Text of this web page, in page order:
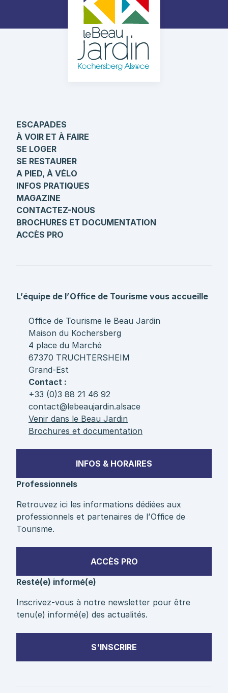
ESCAPADES
À VOIR ET À FAIRE
SE LOGER
SE RESTAURER
A PIED, À VÉLO
INFOS PRATIQUES
MAGAZINE
CONTACTEZ-NOUS
BROCHURES ET DOCUMENTATION
ACCÈS PRO
L’équipe de l’Office de Tourisme vous accueille
Office de Tourisme le Beau Jardin
Maison du Kochersberg
4 place du Marché
67370 TRUCHTERSHEIM
Grand-Est
Contact :
+33 (0)3 88 21 46 92
contact@lebeaujardin.alsace
Venir dans le Beau Jardin
Brochures et documentation
INFOS & HORAIRES
Professionnels
Retrouvez ici les informations dédiées aux
professionnels et partenaires de l’Office de
Tourisme.
ACCÈS PRO
Resté(e) informé(e)
Inscrivez-vous à notre newsletter pour être
tenu(e) informé(e) des actualités.
S'INSCRIRE